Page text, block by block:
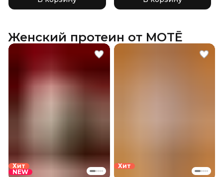
Женский протеин от MOTĒ
Хит
NEW
Хит